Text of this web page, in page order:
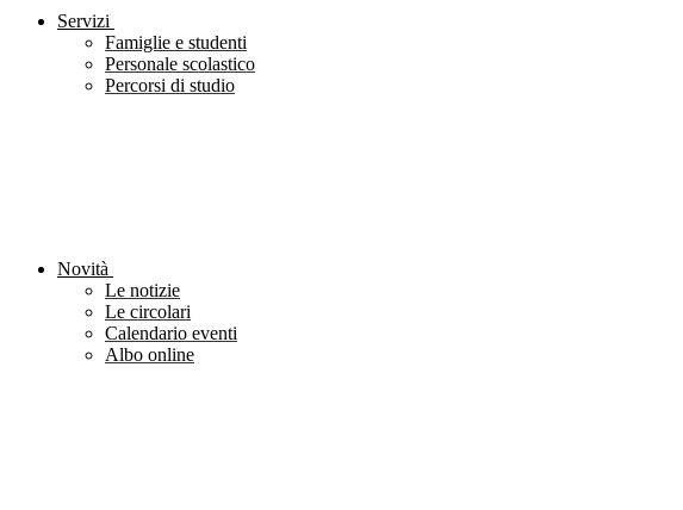
Servizi
Famiglie e studenti
Personale scolastico
Percorsi di studio
Novità
Le notizie
Le circolari
Calendario eventi
Albo online